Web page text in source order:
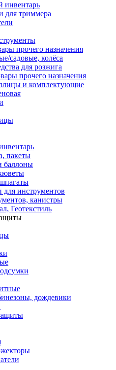
инвентарь
для триммера
прочего назначения
садовые, колёса
для розжига
прочего назначения
и комплектующие
пакеты
баллоны
для инструментов
канистры
Геотекстиль
дождевики